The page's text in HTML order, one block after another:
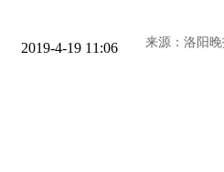
2019-4-19 11:06